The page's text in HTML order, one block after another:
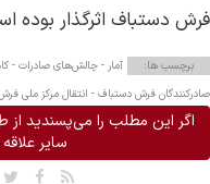
فرش دستباف اثرگذار بوده
برچسب ها: آمار - چالش‌های صادرات -
صادرکنندگان فرش دستباف - انتقال مرکز ملی
اگر این مطلب را می‌پسندید از
سایر